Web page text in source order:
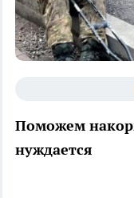
Поможем
нуждается